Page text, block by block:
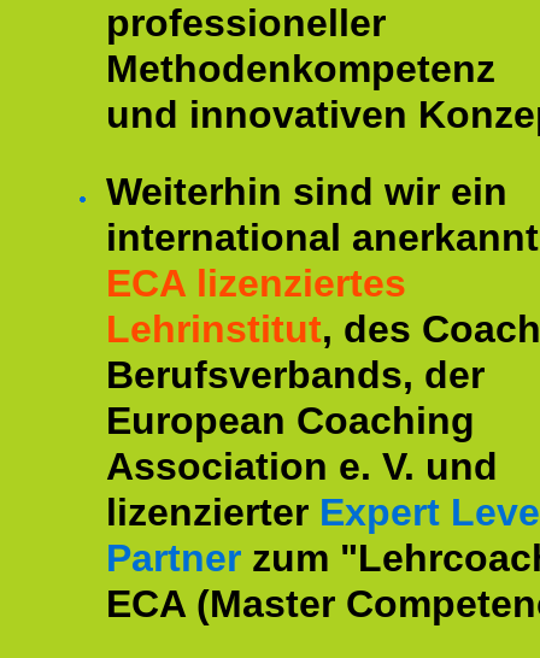
professioneller
Methodenkompetenz
und innovativen
Weiterhin sind wir ein
international
ECA lizenziertes
Lehrinstitut, des
Berufsverbands, der
European Coaching
Association e. V. und
lizenzierter Expert
Partner zum
ECA (Master